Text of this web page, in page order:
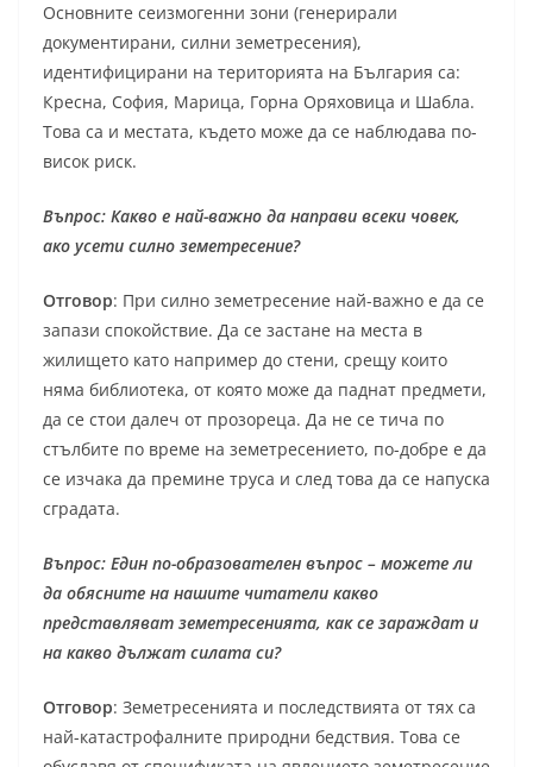
Основните сеизмогенни зони (генерирали
документирани, силни земетресения),
идентифицирани на територията на България са:
Кресна, София, Марица, Горна Оряховица и Шабла.
Това са и местата, където може да се наблюдава по-
висок риск.
Въпрос: Какво е най-важно да направи всеки човек,
ако усети силно земетресение?
Отговор: При силно земетресение най-важно е да се
запази спокойствие. Да се застане на места в
жилището като например до стени, срещу които
няма библиотека, от която може да паднат предмети,
да се стои далеч от прозореца. Да не се тича по
стълбите по време на земетресението, по-добре е да
се изчака да премине труса и след това да се напуска
сградата.
Въпрос: Един по-образователен въпрос – можете ли
да обясните на нашите читатели какво
представляват земетресенията, как се зараждат и
на какво дължат силата си?
Отговор: Земетресенията и последствията от тях са
най-катастрофалните природни бедствия. Това се